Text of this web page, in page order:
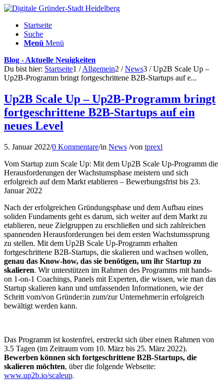
Startseite
Suche
Menü Menü
Blog - Aktuelle Neuigkeiten
Du bist hier: Startseite1 / Allgemein2 / News3 / Up2B Scale Up –
Up2B-Programm bringt fortgeschrittene B2B-Startups auf e...
Up2B Scale Up – Up2B-Programm bringt
fortgeschrittene B2B-Startups auf ein
neues Level
5. Januar 2022/0 Kommentare/in News /von tprexl
Vom Startup zum Scale Up: Mit dem Up2B Scale Up-Programm die
Herausforderungen der Wachstumsphase meistern und sich
erfolgreich auf dem Markt etablieren – Bewerbungsfrist bis 23.
Januar 2022
Nach der erfolgreichen Gründungsphase und dem Aufbau eines
soliden Fundaments geht es darum, sich weiter auf dem Markt zu
etablieren, neue Zielgruppen zu erschließen und sich zahlreichen
spannenden Herausforderungen bei dem ersten Wachstumssprung
zu stellen. Mit dem Up2B Scale Up-Programm erhalten
fortgeschrittene B2B-Startups, die skalieren und wachsen wollen,
genau das Know-how, das sie benötigen, um ihr Startup zu
skalieren. Wir unterstützen im Rahmen des Programms mit hands-
on 1-on-1 Coachings, Panels mit Experten, die wissen, wie man das
Startup skalieren kann und umfassenden Informationen, wie der
Schritt vom/von Gründer:in zum/zur Unternehmer:in erfolgreich
bewältigt werden kann.
Das Programm ist kostenfrei, erstreckt sich über einen Rahmen von
3.5 Tagen (im Zeitraum vom 10. März bis 25. März 2022).
Bewerben können sich fortgeschrittene B2B-Startups, die
skalieren möchten, über die folgende Webseite:
www.up2b.io/scaleup.